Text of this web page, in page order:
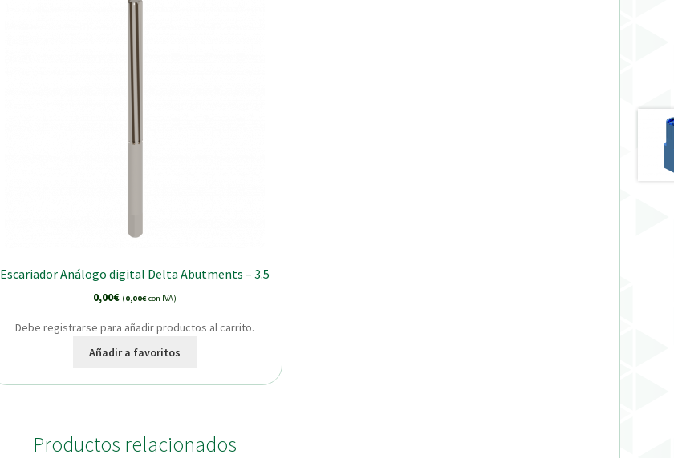
Escariador Análogo digital Delta Abutments – 3.5
0,00€ (0,00€con IVA)
Debe registrarse para añadir productos al carrito.
Añadir a favoritos
Productos relacionados